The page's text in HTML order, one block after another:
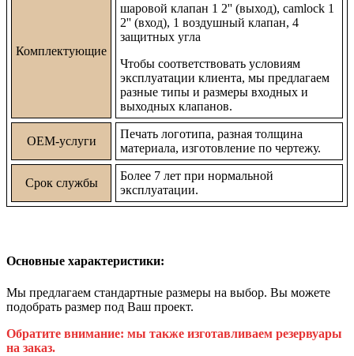
Комплектующие
шаровой клапан 1 2'' (выход), camlock 1
2'' (вход), 1 воздушный клапан, 4
защитных угла
Чтобы соответствовать условиям
эксплуатации клиента, мы предлагаем
разные типы и размеры входных и
выходных клапанов.
OEM-услуги
Печать логотипа, разная толщина
материала, изготовление по чертежу.
Срок службы
Более 7 лет при нормальной
эксплуатации.
Основные характеристики:
Мы предлагаем стандартные размеры на выбор. Вы можете
подобрать размер под Ваш проект.
Обратите внимание: мы также изготавливаем резервуары
на заказ.